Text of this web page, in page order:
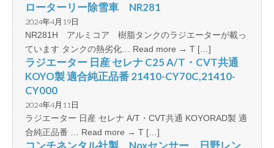
ローターリー除雪車 NR281
2024年4月19日
NR281H アルミコア 樹脂タンクのラジエーターが載っ
ています タンクの熱劣化… Read more → T […]
ラジエーター 日産 セレナ C25 A/T・CVT共通
KOYO製 適合純正品番 21410-CY70C,21410-
CY000
2024年4月11日
ラジエーター 日産 セレナ A/T・CVT共通 KOYORAD製 適
合純正品番 … Read more → T […]
コンチネンタル社製 Noxセンサー 日野レン